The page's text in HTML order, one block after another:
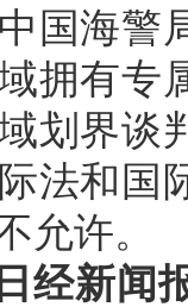
国海警
拥有专
划界谈
法和国
允许。
经新闻